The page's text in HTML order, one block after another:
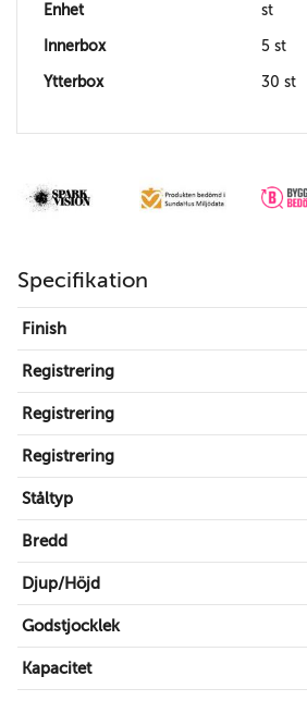
Enhet st
Innerbox 5 st
Ytterbox 30 st
Specifikation
Finish
Registrering
Registrering
Registrering
Ståltyp
Bredd
Djup/Höjd
Godstjocklek
Kapacitet